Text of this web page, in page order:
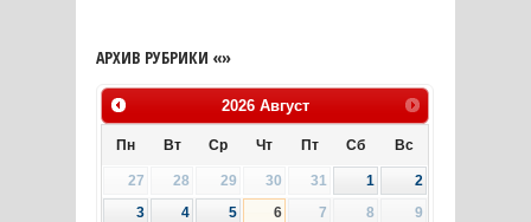
АРХИВ РУБРИКИ «»
2026 Август
Пн Вт Ср Чт Пт Сб Вс
27 28 29 30 31 1
2
3
4 5 6 7 8
9